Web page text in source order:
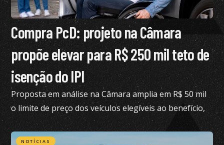
Compra PcD: projeto na Câmara
propõe elevar para R$ 250 mil teto de
isenção do IPI
Proposta em análise na Câmara amplia em R$ 50 mil
o limite de preço dos veículos elegíveis ao benefício,
hoje fixado em R$ 200 mil
NOTÍCIAS